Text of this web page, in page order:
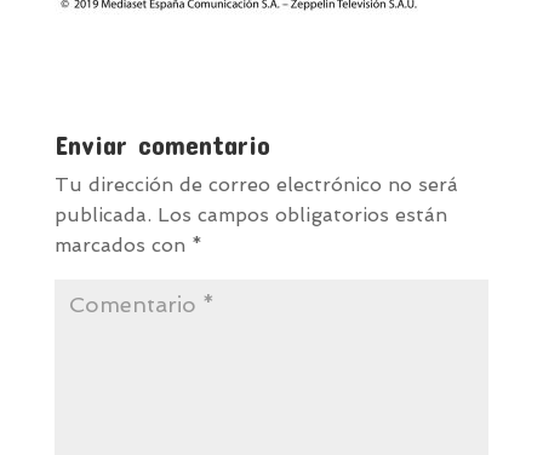
Enviar comentario
Tu dirección de correo electrónico no será
publicada. Los campos obligatorios están
marcados con *